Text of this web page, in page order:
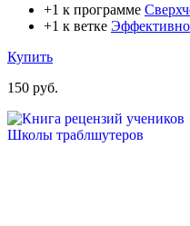
+1 к программе
+1 к ветке
Купить
150 руб.